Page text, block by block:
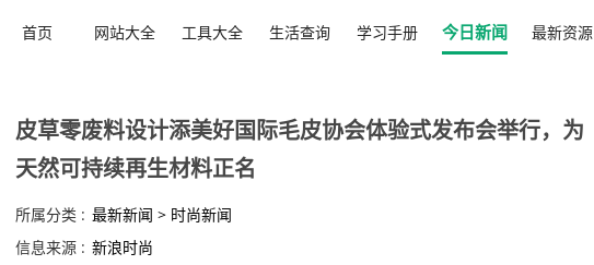
首页 网站大全 工具大全 生活查询 学习手册 今日新闻 最新资源
皮草零废料设计添美好国际毛皮协会体验式发布会举行，为
天然可持续再生材料正名
所属分类 : 最新新闻 > 时尚新闻
信息来源 : 新浪时尚